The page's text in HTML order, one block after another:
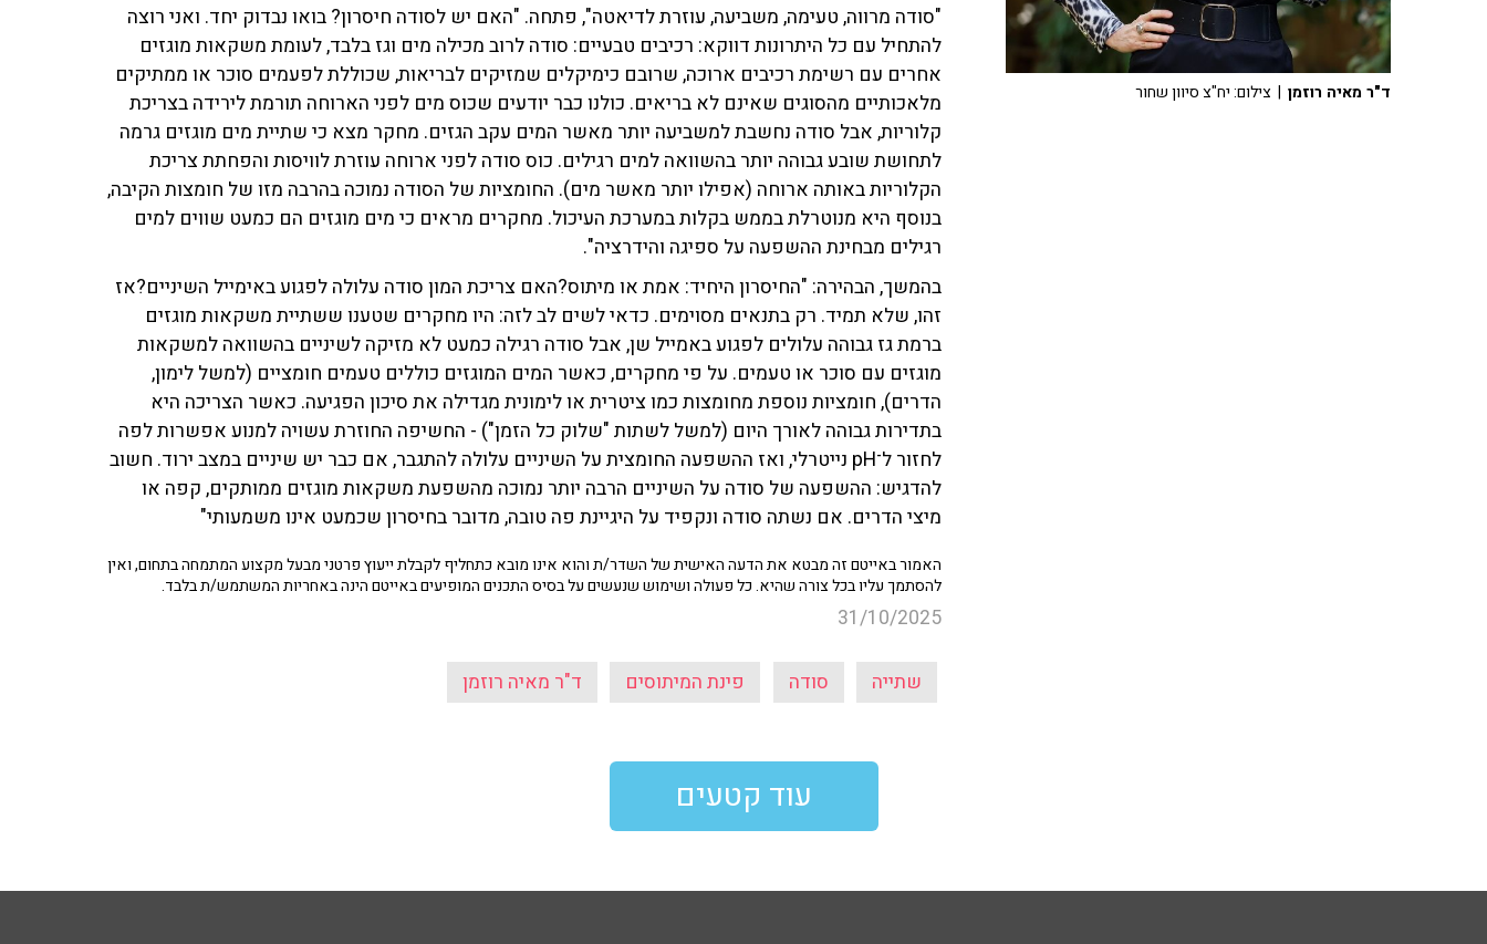
"סודה מרווה, טעימה, משביעה, עוזרת לדיאטה", פתחה. "האם יש לסודה חיסרון? בואו נבדוק יחד. ואני רוצה
להתחיל עם כל היתרונות דווקא: רכיבים טבעיים: סודה לרוב מכילה מים וגז בלבד, לעומת משקאות מוגזים
אחרים עם רשימת רכיבים ארוכה, שרובם כימיקלים שמזיקים לבריאות, שכוללת לפעמים סוכר או ממתיקים
מלאכותיים מהסוגים שאינם לא בריאים. כולנו כבר יודעים שכוס מים לפני הארוחה תורמת לירידה בצריכת
קלוריות, אבל סודה נחשבת למשביעה יותר מאשר המים עקב הגזים. מחקר מצא כי שתיית מים מוגזים גרמה
לתחושת שובע גבוהה יותר בהשוואה למים רגילים. כוס סודה לפני ארוחה עוזרת לוויסות והפחתת צריכת
הקלוריות באותה ארוחה (אפילו יותר מאשר מים). החומציות של הסודה נמוכה בהרבה מזו של חומצות הקיבה,
בנוסף היא מנוטרלת בממש בקלות במערכת העיכול. מחקרים מראים כי מים מוגזים הם כמעט שווים למים
רגילים מבחינת ההשפעה על ספיגה והידרציה".
בהמשך, הבהירה: "החיסרון היחיד: אמת או מיתוס?האם צריכת המון סודה עלולה לפגוע באימייל השיניים?אז
זהו, שלא תמיד. רק בתנאים מסוימים. כדאי לשים לב לזה: היו מחקרים שטענו ששתיית משקאות מוגזים
ברמת גז גבוהה עלולים לפגוע באמייל שן, אבל סודה רגילה כמעט לא מזיקה לשיניים בהשוואה למשקאות
מוגזים עם סוכר או טעמים. על פי מחקרים, כאשר המים המוגזים כוללים טעמים חומציים (למשל לימון,
הדרים), חומציות נוספת מחומצות כמו ציטרית או לימונית מגדילה את סיכון הפגיעה. כאשר הצריכה היא
בתדירות גבוהה לאורך היום (למשל לשתות "שלוק כל הזמן") - החשיפה החוזרת עשויה למנוע אפשרות לפה
לחזור ל־pH נייטרלי, ואז ההשפעה החומצית על השיניים עלולה להתגבר, אם כבר יש שיניים במצב ירוד. חשוב
להדגיש: ההשפעה של סודה על השיניים הרבה יותר נמוכה מהשפעת משקאות מוגזים ממותקים, קפה או
מיצי הדרים. אם נשתה סודה ונקפיד על היגיינת פה טובה, מדובר בחיסרון שכמעט אינו משמעותי"
האמור באייטם זה מבטא את הדעה האישית של השדר/ת והוא אינו מובא כתחליף לקבלת ייעוץ פרטני מבעל מקצוע המתמחה בתחום, ואין
להסתמך עליו בכל צורה שהיא. כל פעולה ושימוש שנעשים על בסיס התכנים המופיעים באייטם הינה באחריות המשתמש/ת בלבד.
31/10/2025
שתייה סודה פינת המיתוסים ד"ר מאיה רוזמן
ד"ר מאיה רוזמן | צילום: יח"צ סיוון שחור
עוד קטעים